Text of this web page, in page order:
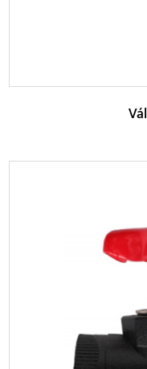
Os principais
corpo da